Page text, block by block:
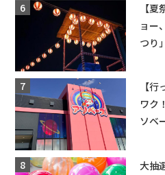
【
ョー
つり
【
ワク
ソベ
大抽